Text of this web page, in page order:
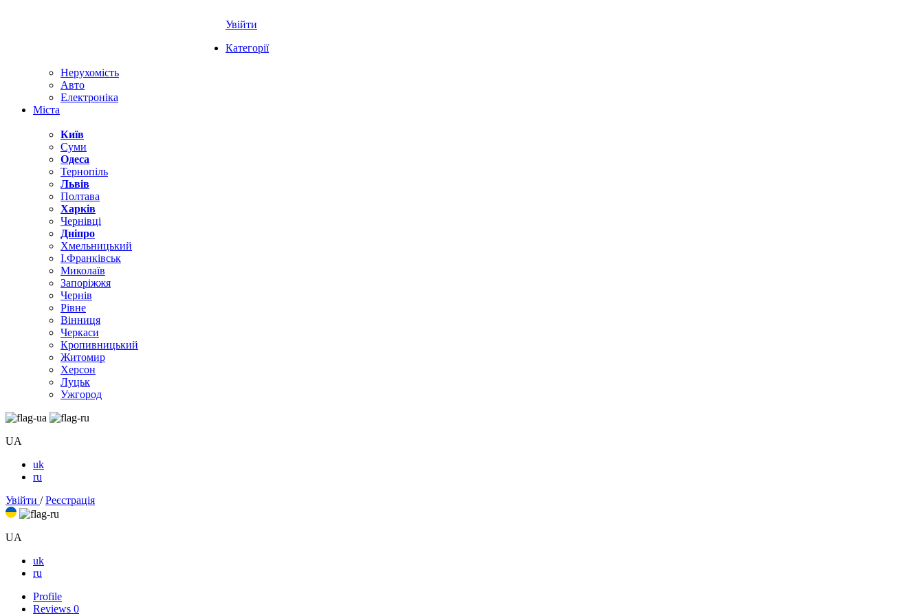
Увійти
Категорії
Нерухомість
Авто
Електроніка
Міста
Київ
Суми
Одеса
Тернопіль
Львів
Полтава
Харків
Чернівці
Дніпро
Хмельницький
І.Франківськ
Миколаїв
Запоріжжя
Чернів
Рівне
Вінниця
Черкаси
Кропивницький
Житомир
Херсон
Луцьк
Ужгород
UA
uk
ru
Увійти / Реєстрація
UA
uk
ru
Profile
Reviews 0